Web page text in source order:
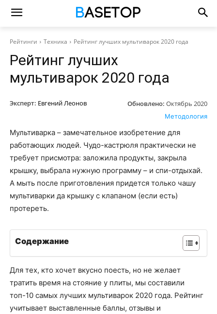
Рейтинги Техника Рейтинг лучших мультиварок 2020 года
Рейтинг лучших
мультиварок 2020 года
Эксперт: Евгений Леонов Обновлено: Октябрь 2020
Методология
Мультиварка – замечательное изобретение для
работающих людей. Чудо-кастрюля практически не
требует присмотра: заложила продукты, закрыла
крышку, выбрала нужную программу – и спи-отдыхай.
А мыть после приготовления придется только чашу
мультиварки да крышку с клапаном (если есть)
протереть.
Содержание
Для тех, кто хочет вкусно поесть, но не желает
тратить время на стояние у плиты, мы составили
топ-10 самых лучших мультиварок 2020 года. Рейтинг
учитывает выставленные баллы, отзывы и